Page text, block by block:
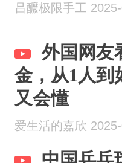
吕醿极限手工
外国网友
金，从1人到
又会懂
爱生活的嘉欣